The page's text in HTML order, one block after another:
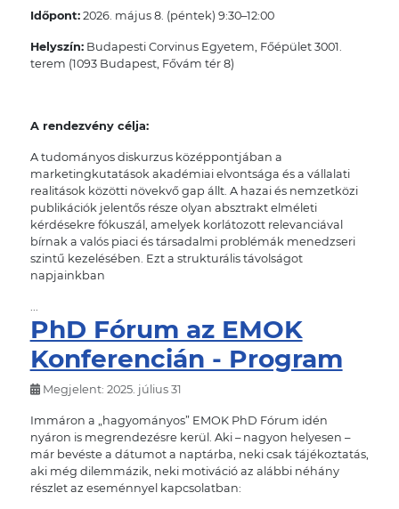
Időpont:2026. május 8. (péntek) 9:30–12:00
Helyszín:Budapesti Corvinus Egyetem, Főépület 3001.
terem (1093 Budapest, Fővám tér 8)
A rendezvény célja:
A tudományos diskurzus középpontjában a
marketingkutatások akadémiai elvontsága és a vállalati
realitások közötti növekvő gap állt. A hazai és nemzetközi
publikációk jelentős része olyan absztrakt elméleti
kérdésekre fókuszál, amelyek korlátozott relevanciával
bírnak a valós piaci és társadalmi problémák menedzseri
szintű kezelésében. Ezt a strukturális távolságot
napjainkban
...
PhD Fórum az EMOK
Konferencián - Program
Megjelent: 2025. július 31
Immáron a „hagyományos” EMOK PhD Fórum idén
nyáron is megrendezésre kerül. Aki – nagyon helyesen –
már bevéste a dátumot a naptárba, neki csak tájékoztatás,
aki még dilemmázik, neki motiváció az alábbi néhány
részlet az eseménnyel kapcsolatban: